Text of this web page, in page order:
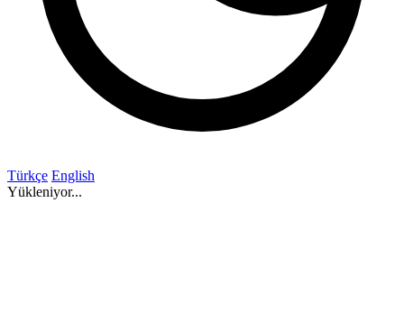
Türkçe English
Yükleniyor...